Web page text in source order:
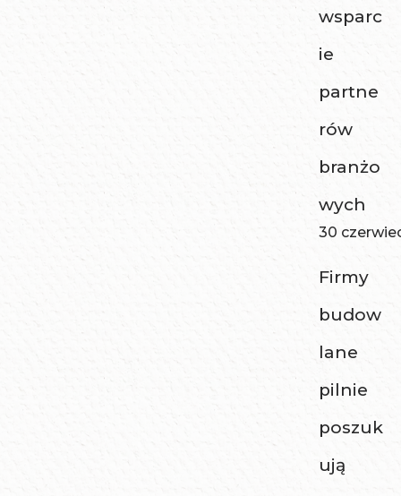
wsparc
ie
partne
rów
branżo
wych
30
Firmy
budow
lane
pilnie
poszuk
ują